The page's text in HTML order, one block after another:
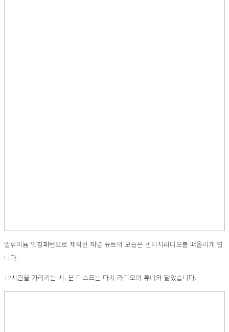
알류미늄 엣칭패턴으로 제작된 채널 큐트의 모습은 빈티지라디오를 떠올리게 합
니다.
12시간을 가리키는 시, 분 디스크는 마치 라디오의 튜너와 닮았습니다.